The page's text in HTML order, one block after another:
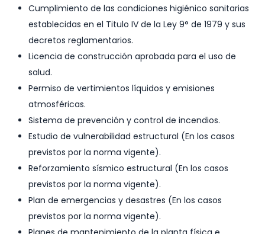
Cumplimiento de las condiciones higiénico sanitarias
establecidas en el Titulo IV de la Ley 9° de 1979 y sus
decretos reglamentarios.
Licencia de construcción aprobada para el uso de
salud.
Permiso de vertimientos líquidos y emisiones
atmosféricas.
Sistema de prevención y control de incendios.
Estudio de vulnerabilidad estructural (En los casos
previstos por la norma vigente).
Reforzamiento sísmico estructural (En los casos
previstos por la norma vigente).
Plan de emergencias y desastres (En los casos
previstos por la norma vigente).